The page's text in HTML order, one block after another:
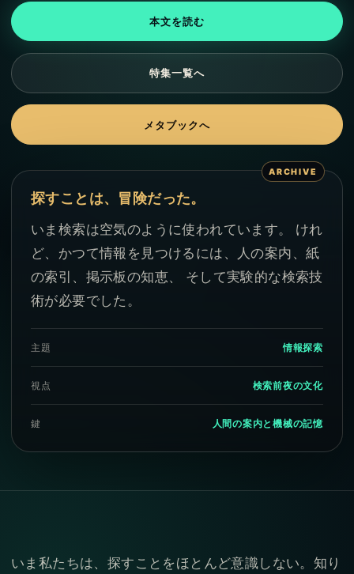
本文を読む
特集一覧へ
メタブックへ
探すことは、冒険だった。
いま検索は空気のように使われています。 けれ
ど、かつて情報を見つけるには、人の案内、紙
の索引、掲示板の知恵、 そして実験的な検索技
術が必要でした。
主題 情報探索
視点 検索前夜の文化
鍵 人間の案内と機械の記憶
いま私たちは、探すことをほとんど意識しない。知り